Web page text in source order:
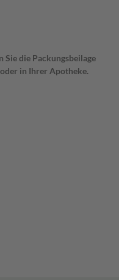
Sie die Packungsbeilage
in Ihrer Apotheke.